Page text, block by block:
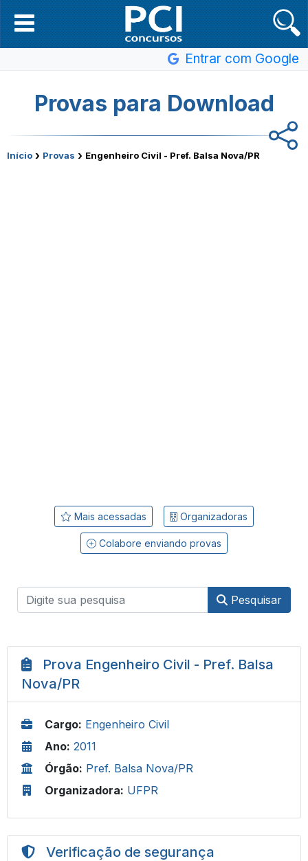
Entrar com Google
Provas para Download
Início › Provas › Engenheiro Civil - Pref. Balsa Nova/PR
Mais acessadas Organizadoras
Colabore enviando provas
Pesquisar
Prova Engenheiro Civil - Pref. Balsa
Nova/PR
Cargo: Engenheiro Civil
Ano: 2011
Órgão: Pref. Balsa Nova/PR
Organizadora: UFPR
Verificação de segurança